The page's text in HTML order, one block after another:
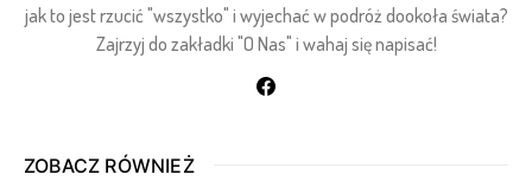
jak to jest rzucić "wszystko" i wyjechać w podróż dookoła świata?
Zajrzyj do zakładki "O Nas" i wahaj się napisać!
ZOBACZ RÓWNIEŻ